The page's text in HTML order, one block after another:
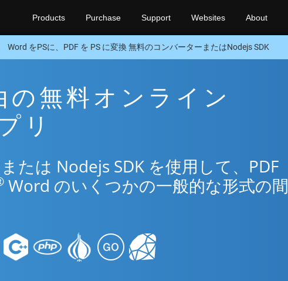
Products Purchase Support Websites About
Word をPSに、PDF を PS に変換 無料のコンバーターまたはNodejs SDK
無料オンライン
リ
たは Nodejs SDK を使用して、PDF
Word のいくつかの一般的な形式の間